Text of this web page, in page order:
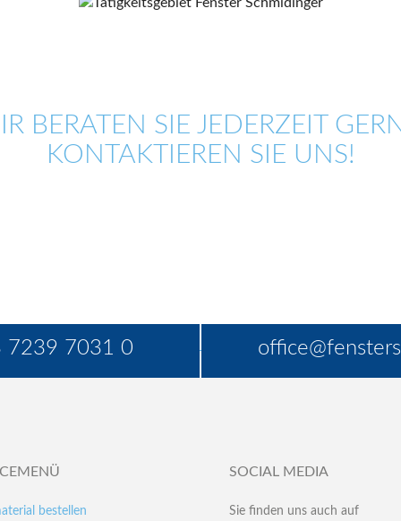
BERATEN SIE JEDERZEIT
KONTAKTIEREN SIE UNS!
7239 7031 0
bestellen
SOCIAL MEDIA
Sie finden uns auch auf